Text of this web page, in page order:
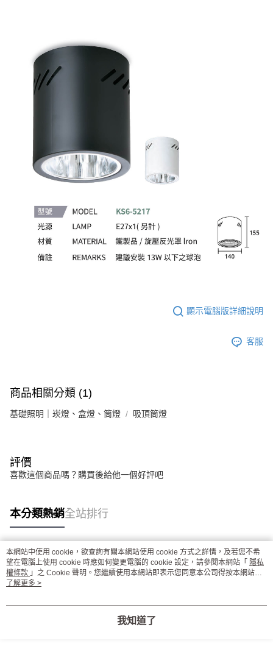
https://aftee.tw/terms/#terms3
４．使用「AFTEE先享後付」時，將依據個別帳號之用戶狀況，依本公司即
時審查核予不同之上限額度；若仍有額度不足之情形，本公司將視審查結果
請求用戶進行身份認證。
５．嚴禁一人註冊多個帳號或使用他人資訊註冊。若發現惡意使用之情形，
恩沛科技股份有限公司將有權停止該用戶之使用額度並採取法律行動。
顯示電腦版詳細說明
客服
商品相關分類 (1)
基礎照明｜崁燈、盒燈、筒燈 吸頂筒燈
評價
喜歡這個商品嗎？購買後給他一個好評吧
本分類熱銷全站排行
熱門標籤
本網站中使用 cookie，欲查詢有關本網站使用 cookie 方式之詳情，及若您不希
望在電腦上使用 cookie 時應如何變更電腦的 cookie 設定，請參閱本網站「 隱私
權條款 」之 Cookie 聲明。您繼續使用本網站即表示您同意本公司得按本網站使
用條款之 Cookie 聲明使用 cookie。
了解更多 >
我知道了